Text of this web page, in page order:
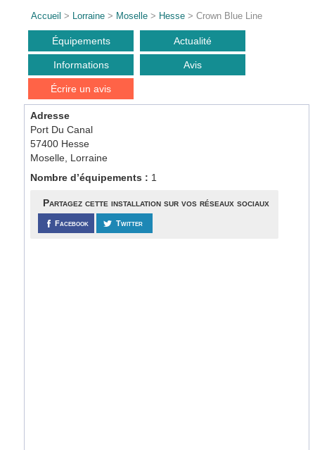
Accueil > Lorraine > Moselle > Hesse > Crown Blue Line
Équipements Actualité
Informations Avis
Écrire un avis
Adresse
Port Du Canal
57400 Hesse
Moselle, Lorraine
Nombre d’équipements : 1
Partagez cette installation sur vos réseaux sociaux
Facebook Twitter